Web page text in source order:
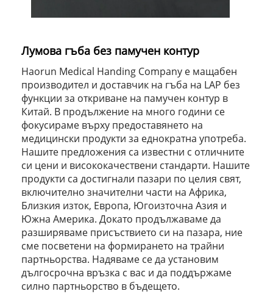
Лумова гъба без памучен контур
Haorun Medical Handing Company е мащабен
производител и доставчик на гъба на LAP без
функции за откриване на памучен контур в
Китай. В продължение на много години се
фокусираме върху предоставянето на
медицински продукти за еднократна употреба.
Нашите предложения са известни с отличните
си цени и висококачествени стандарти. Нашите
продукти са достигнали пазари по целия свят,
включително значителни части на Африка,
Близкия изток, Европа, Югоизточна Азия и
Южна Америка. Докато продължаваме да
разширяваме присъствието си на пазара, ние
сме посветени на формирането на трайни
партньорства. Надяваме се да установим
дългосрочна връзка с вас и да поддържаме
силно партньорство в бъдещето.